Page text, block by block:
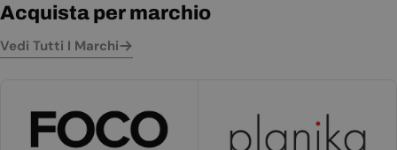
Acquista per marchio
Vedi Tutti I Marchi